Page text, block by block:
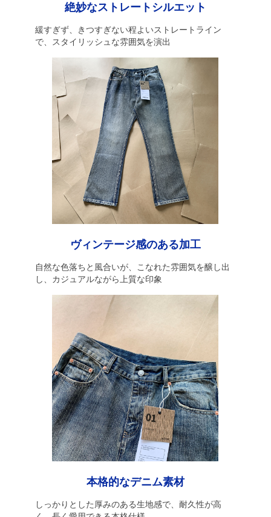
絶妙なストレートシルエット
緩すぎず、きつすぎない程よいストレートライン
で、スタイリッシュな雰囲気を演出
ヴィンテージ感のある加工
自然な色落ちと風合いが、こなれた雰囲気を醸し出
し、カジュアルながら上質な印象
本格的なデニム素材
しっかりとした厚みのある生地感で、耐久性が高